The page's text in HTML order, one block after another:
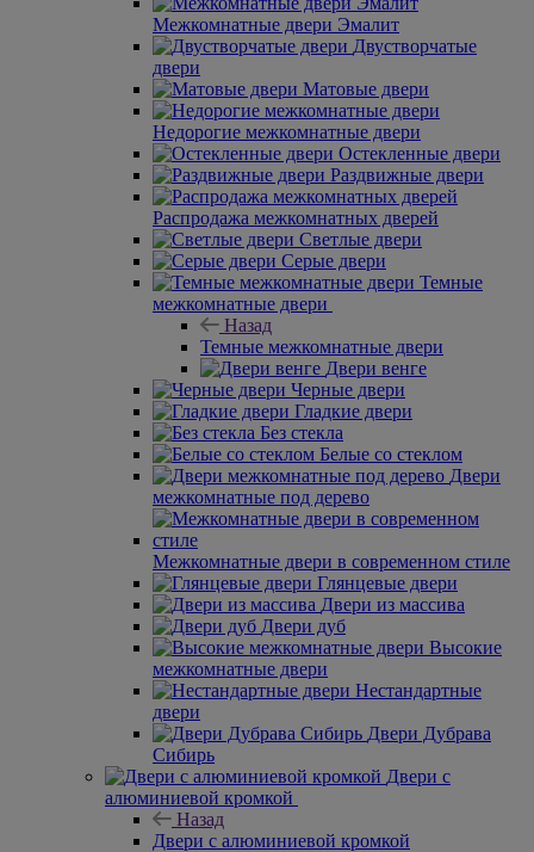
Межкомнатные двери Эмалит
Двустворчатые
двери
Матовые двери
Недорогие межкомнатные двери
Остекленные двери
Раздвижные двери
Распродажа межкомнатных дверей
Светлые двери
Серые двери
Темные
межкомнатные двери
Назад
Темные межкомнатные двери
Двери венге
Черные двери
Гладкие двери
Без стекла
Белые со стеклом
Двери
межкомнатные под дерево
Межкомнатные двери в современном стиле
Глянцевые двери
Двери из массива
Двери дуб
Высокие
межкомнатные двери
Нестандартные
двери
Двери Дубрава
Сибирь
Двери с
алюминиевой кромкой
Назад
Двери с алюминиевой кромкой